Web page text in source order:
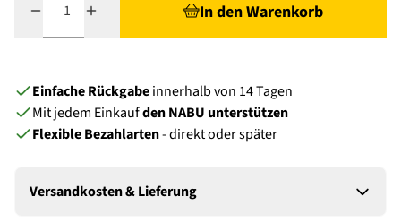
In den Warenkorb
Einfache Rückgabeinnerhalb von 14 Tagen
Mit jedem Einkaufden NABU unterstützen
Flexible Bezahlarten- direkt oder später
Versandkosten & Lieferung